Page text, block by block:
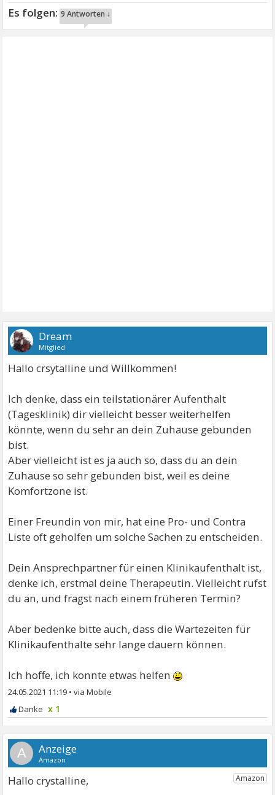
9 Antworten ↓
Dream
Mitglied
Hallo crsytalline und Willkommen!
Ich denke, dass ein teilstationärer Aufenthalt
(Tagesklinik) dir vielleicht besser weiterhelfen
könnte, wenn du sehr an dein Zuhause gebunden
bist.
Aber vielleicht ist es ja auch so, dass du an dein
Zuhause so sehr gebunden bist, weil es deine
Komfortzone ist.
Einer Freundin von mir, hat eine Pro- und Contra
Liste oft geholfen um solche Sachen zu entscheiden.
Dein Ansprechpartner für einen Klinikaufenthalt ist,
denke ich, erstmal deine Therapeutin. Vielleicht rufst
du an, und fragst nach einem früheren Termin?
Aber bedenke bitte auch, dass die Wartezeiten für
Klinikaufenthalte sehr lange dauern können.
Ich hoffe, ich konnte etwas helfen
24.05.2021 11:19 •
x 1
A
Hallo crystalline,